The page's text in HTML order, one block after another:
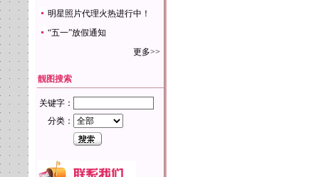
明星照片代理火热进行中！
“五一”放假通知
更多>>
靓图搜索
关键字：
分类：